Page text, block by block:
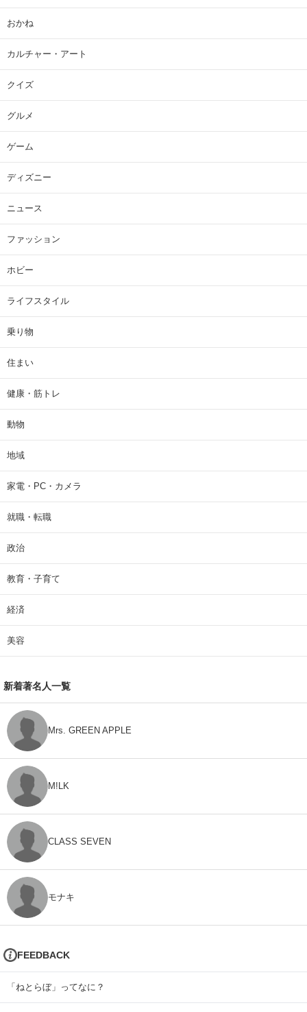
おかね
カルチャー・アート
クイズ
グルメ
ゲーム
ディズニー
ニュース
ファッション
ホビー
ライフスタイル
乗り物
住まい
健康・筋トレ
動物
地域
家電・PC・カメラ
就職・転職
政治
教育・子育て
経済
美容
新着著名人一覧
Mrs. GREEN APPLE
M!LK
CLASS SEVEN
モナキ
FEEDBACK
「ねとらぼ」ってなに？